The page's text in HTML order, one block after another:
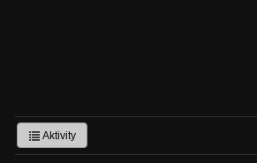
Aktivity